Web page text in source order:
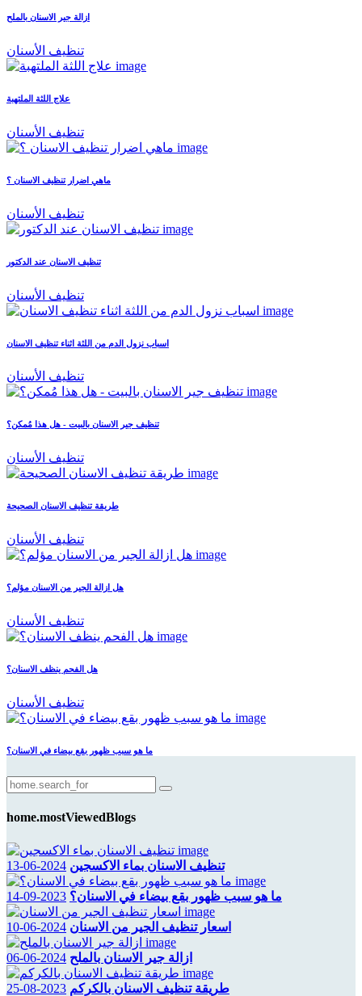
ازالة جير الاسنان بالملح
تنظيف الأسنان
علاج اللثة الملتهبة
تنظيف الأسنان
ماهي اضرار تنظيف الاسنان ؟
تنظيف الأسنان
تنظيف الاسنان عند الدكتور
تنظيف الأسنان
اسباب نزول الدم من اللثة اثناء تنظيف الاسنان
تنظيف الأسنان
تنظيف جير الاسنان بالبيت - هل هذا مُمكن؟
تنظيف الأسنان
طريقة تنظيف الاسنان الصحيحة
تنظيف الأسنان
هل ازالة الجير من الاسنان مؤلم؟
تنظيف الأسنان
هل الفحم ينظف الاسنان؟
تنظيف الأسنان
ما هو سبب ظهور بقع بيضاء في الاسنان؟
home.mostViewedBlogs
تنظيف الاسنان بماء الاكسجين 2024-06-13
ما هو سبب ظهور بقع بيضاء في الاسنان؟ 2023-09-14
اسعار تنظيف الجير من الاسنان 2024-06-10
ازالة جير الاسنان بالملح 2024-06-06
طريقة تنظيف الاسنان بالكركم 2023-08-25